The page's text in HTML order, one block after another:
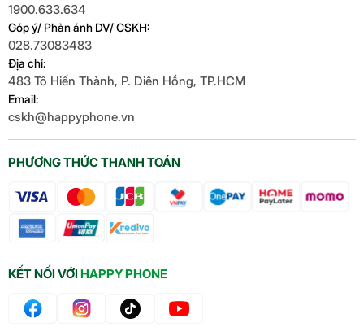
PHƯƠNG THỨC THANH TOÁN
KẾT NỐI VỚIHAPPY PHONE
1900.633.634
Góp ý/ Phản ánh DV/ CSKH:
028.73083483
Địa chỉ:
483 Tô Hiến Thành, P. Diên Hồng, TP.HCM
Email:
cskh@happyphone.vn